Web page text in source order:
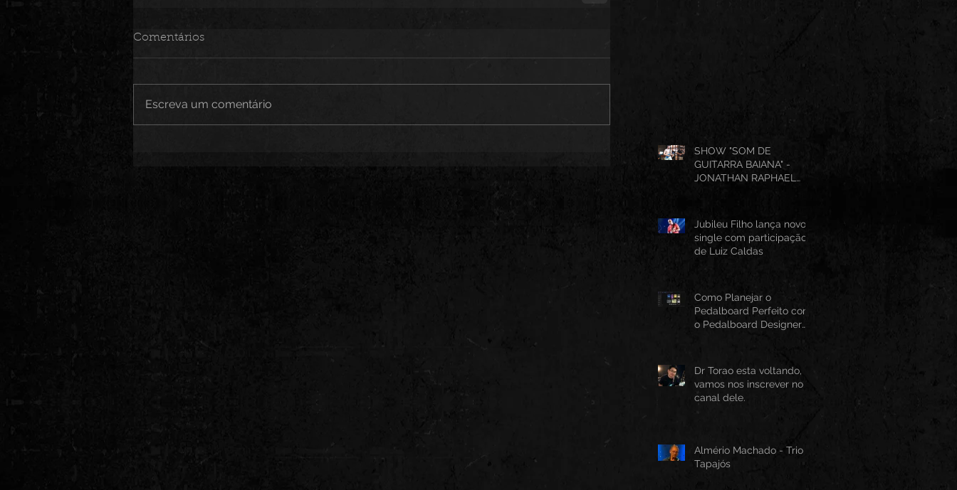
Comentários
Escreva um comentário
SHOW "SOM DE
GUITARRA BAIANA" -
JONATHAN RAPHAEL
Jubileu Filho lança novo
single com participação
de Luiz Caldas
Como Planejar o
Pedalboard Perfeito com
o Pedalboard Designer
Dr Torao esta voltando,
vamos nos inscrever no
canal dele.
Almério Machado - Trio
Tapajós